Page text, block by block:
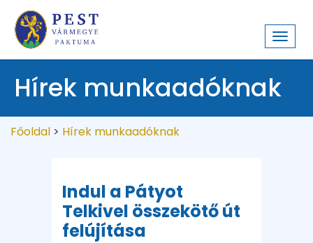
Hírek munkaadóknak
Főoldal > Hírek munkaadóknak
Indul a Pátyot
Telkivel összekötő út
felújítása